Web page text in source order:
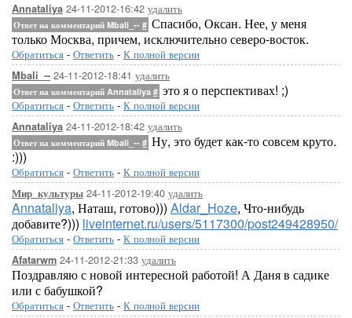
Annataliya 24-11-2012-16:42 удалить
Ответ на комментарий Mbali_-- # Спасибо, Оксан. Нее, у меня
только Москва, причем, исключительно северо-восток.
Обратиться - Ответить - К полной версии
Mbali_-- 24-11-2012-18:41 удалить
Ответ на комментарий Annataliya # это я о перспективах! ;)
Обратиться - Ответить - К полной версии
Annataliya 24-11-2012-18:42 удалить
Ответ на комментарий Mbali_-- # Ну, это будет как-то совсем круто.
:)))
Обратиться - Ответить - К полной версии
Мир_культуры 24-11-2012-19:40 удалить
Annataliya, Наташ, готово))) Aldar_Hoze, Что-нибудь
добавите?))) liveinternet.ru/users/5117300/post249428950/
Обратиться - Ответить - К полной версии
Afatarwm 24-11-2012-21:33 удалить
Поздравляю с новой интересной работой! А Даня в садике
или с бабушкой?
Обратиться - Ответить - К полной версии